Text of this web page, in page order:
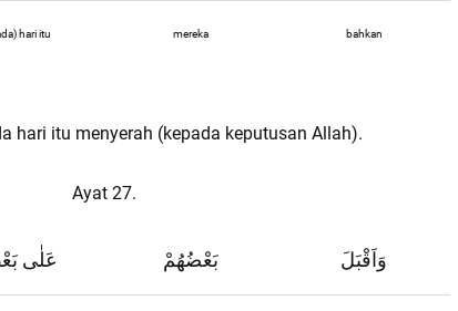
hari itu mereka bahkan
hari itu menyerah (kepada keputusan Allah).
Ayat 27.
عَلٰى بَعْضُهُمْ وَاَقْبَلَ